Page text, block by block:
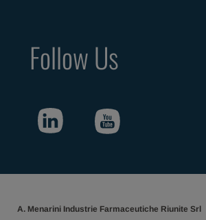
Follow Us
A. Menarini Industrie Farmaceutiche Riunite Srl